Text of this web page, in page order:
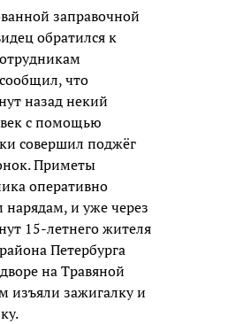
заправочной
обратился к
что
назад некий
с помощью
совершил поджёг
Приметы
оперативно
нарядам, и уже через
15-летнего жителя
Петербурга
на Травяной
изъяли зажигалку и